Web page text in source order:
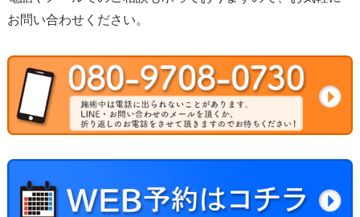
お問い合わせください。